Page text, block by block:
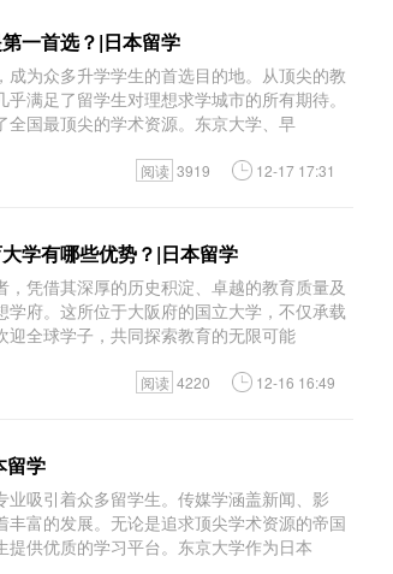
一首选？|日本留学
为众多升学学生的首选目的地。从顶尖的教
满足了留学生对理想求学城市的所有期待。
国最顶尖的学术资源。东京大学、早
阅读 3919 12-17 17:31
学有哪些优势？|日本留学
凭借其深厚的历史积淀、卓越的教育质量及
府。这所位于大阪府的国立大学，不仅承载
全球学子，共同探索教育的无限可能
阅读 4220 12-16 16:49
留学
吸引着众多留学生。传媒学涵盖新闻、影
富的发展。无论是追求顶尖学术资源的帝国
供优质的学习平台。东京大学作为日本